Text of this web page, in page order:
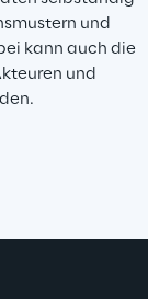
und
kann auch die
und